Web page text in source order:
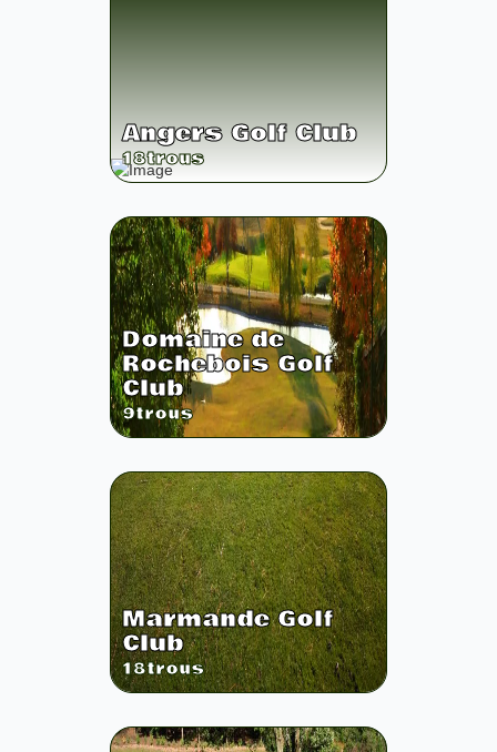
Angers Golf Club
18trous
Domaine de
Rochebois Golf
Club
9trous
Marmande Golf
Club
18trous